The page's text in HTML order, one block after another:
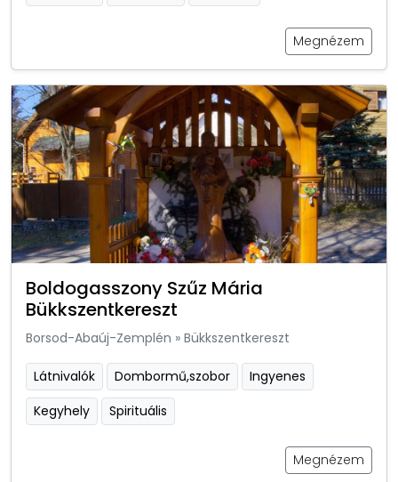
Megnézem
Boldogasszony Szűz Mária
Bükkszentkereszt
Borsod-Abaúj-Zemplén » Bükkszentkereszt
Látnivalók Dombormű,szobor
Ingyenes
Kegyhely
Spirituális
Megnézem